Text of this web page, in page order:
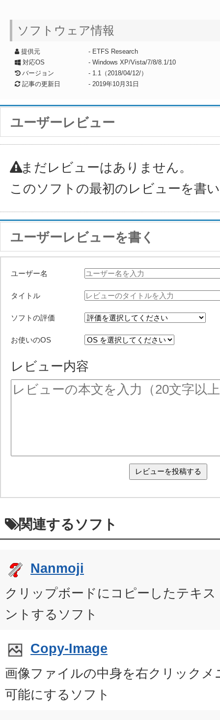
ソフトウェア情報
提供元
- ETFS Research
対応OS
- Windows XP/Vista/7/8/8.1/10
バージョン
- 1.1（2018/04/12/）
記事の更新日
- 2019年10月31日
ユーザーレビュー
まだレビューはありません。
このソフトの最初のレビューを書
ユーザーレビューを書く
ユーザー名
タイトル
ソフトの評価
お使いのOS
レビュー内容
関連するソフト
Nanmoji
クリップボードにコピーしたテキ
ントするソフト
Copy-Image
画像ファイルの中身を右クリックメ
可能にするソフト